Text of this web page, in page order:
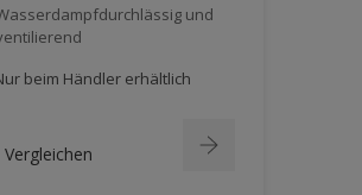
und
beim Händler erhältlich
Vergleichen